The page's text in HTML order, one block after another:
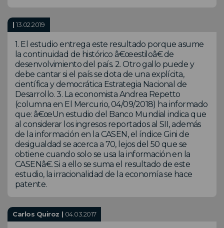
|13.02.2019
1. El estudio entrega este resultado porque asume
la continuidad de histórico â€œestiloâ€ de
desenvolvimiento del país. 2. Otro gallo puede y
debe cantar si el país se dota de una explícita,
científica y democrática Estrategia Nacional de
Desarrollo. 3. La economista Andrea Repetto
(columna en El Mercurio, 04/09/2018) ha informado
que: â€œUn estudio del Banco Mundial indica que
al considerar los ingresos reportados al SII, además
de la información en la CASEN, el índice Gini de
desigualdad se acerca a 70, lejos del 50 que se
obtiene cuando solo se usa la información en la
CASENâ€. Si a ello se suma el resultado de este
estudio, la irracionalidad de la economía se hace
patente.
Carlos Quiroz | 04.03.2017